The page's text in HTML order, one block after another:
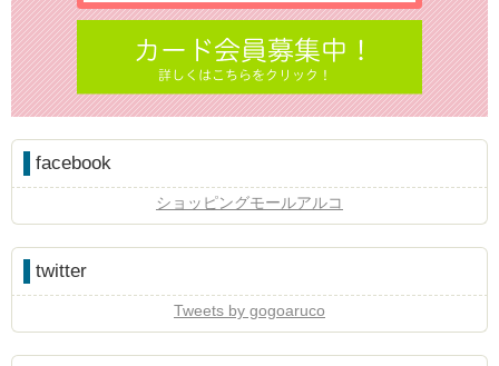
facebook
ショッピングモールアルコ
twitter
Tweets by gogoaruco